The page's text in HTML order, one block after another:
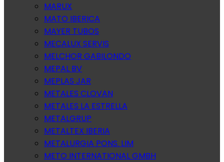
MARUX
MATO IBERICA
MAYER TUBOS
MECALUX SERVIS
MELCHOR GABILONDO
MEPAL BV
MEPLAS JAR
METALES CLOVAN
METALES LA ESTRELLA
METALGRUP
METALTEX IBERIA
METALURGIA PONS. LIM
METO INTERNATIONAL GMBH